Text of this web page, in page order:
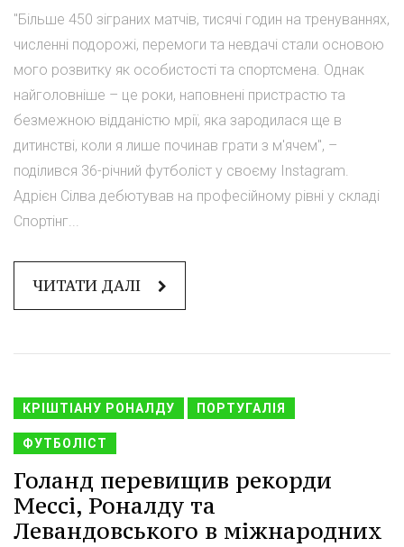
"Більше 450 зіграних матчів, тисячі годин на тренуваннях,
численні подорожі, перемоги та невдачі стали основою
мого розвитку як особистості та спортсмена. Однак
найголовніше – це роки, наповнені пристрастю та
безмежною відданістю мрії, яка зародилася ще в
дитинстві, коли я лише починав грати з м'ячем", –
поділився 36-річний футболіст у своєму Instagram.
Адрієн Сілва дебютував на професійному рівні у складі
Спортінг...
ЧИТАТИ ДАЛІ
КРІШТІАНУ РОНАЛДУ ПОРТУГАЛІЯ
ФУТБОЛІСТ
Голанд перевищив рекорди
Мессі, Роналду та
Левандовського в міжнародних